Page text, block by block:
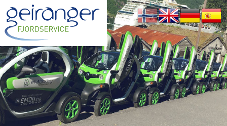
NynorskEnglishDeutschEspañol